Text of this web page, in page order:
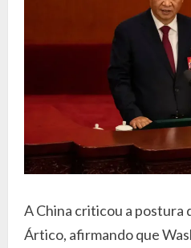
A China criticou a postura
Ártico, afirmando que